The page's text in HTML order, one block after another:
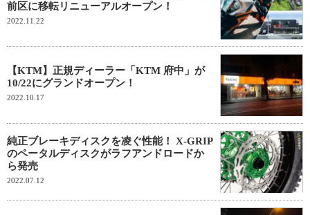
前区に移転リニューアルオープン！
2022.11.22
【KTM】正規ディーラー「KTM 府中」が
10/22にグランドオープン！
2022.10.17
純正ブレーキディスクを凌ぐ性能！ X-GRIP
のペータルディスクがラフアンドロードか
ら発売
2022.07.12